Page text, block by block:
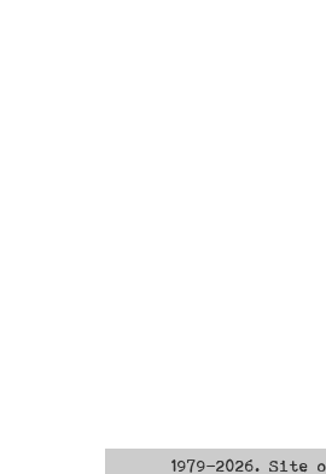
1979-2026.